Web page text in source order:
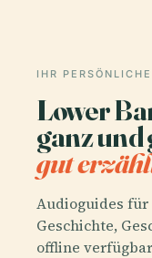
IHR
Lower
ganz und
gut
Audioguides für
Geschichte,
offline